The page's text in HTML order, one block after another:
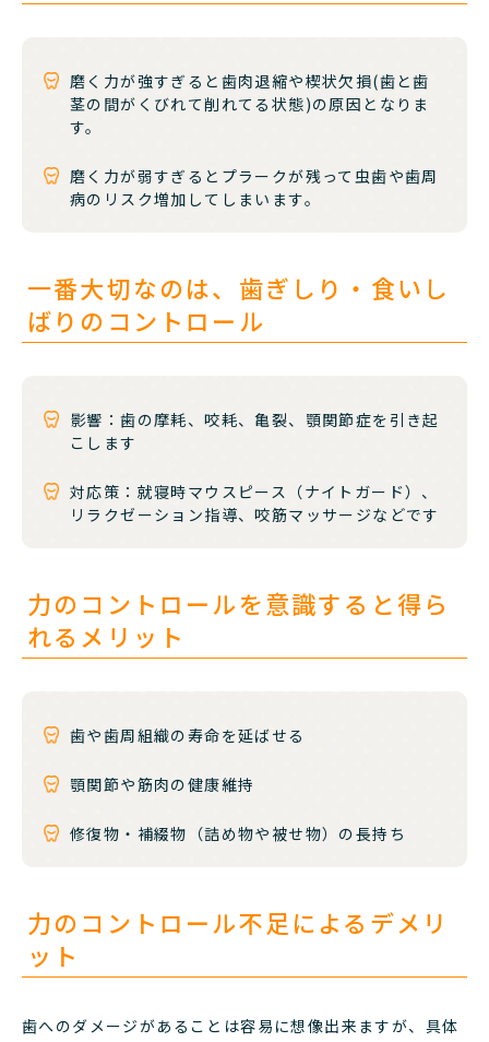
磨く力が強すぎると歯肉退縮や楔状欠損(歯と歯
茎の間がくびれて削れてる状態)の原因となりま
す。
磨く力が弱すぎるとプラークが残って虫歯や歯周
病のリスク増加してしまいます。
一番大切なのは、歯ぎしり・食いし
ばりのコントロール
影響：歯の摩耗、咬耗、亀裂、顎関節症を引き起
こします
対応策：就寝時マウスピース（ナイトガード）、
リラクゼーション指導、咬筋マッサージなどです
力のコントロールを意識すると得ら
れるメリット
歯や歯周組織の寿命を延ばせる
顎関節や筋肉の健康維持
修復物・補綴物（詰め物や被せ物）の長持ち
力のコントロール不足によるデメリ
ット
歯へのダメージがあることは容易に想像出来ますが、具体